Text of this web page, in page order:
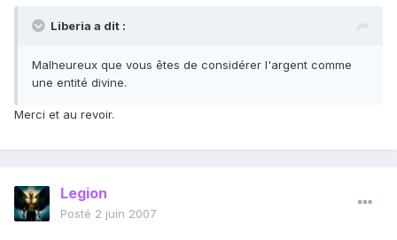
Liberia a dit :
Malheureux que vous êtes de considérer l'argent comme
une entité divine.
Merci et au revoir.
Legion
Posté 2 juin 2007